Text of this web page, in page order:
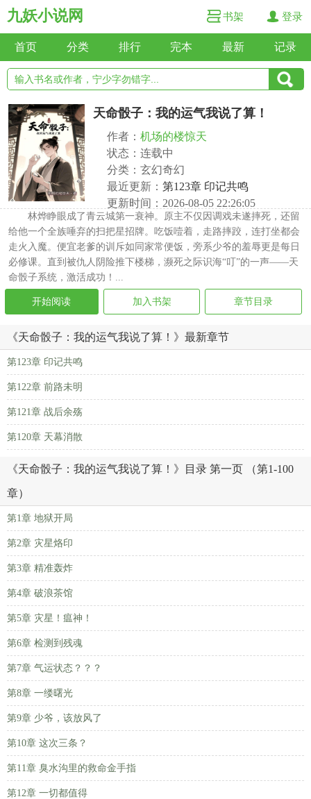
九妖小说网 书架 登录
首页 分类 排行 完本 最新 记录
天命骰子：我的运气我说了算！
作者： 机场的楼惊天
状态：连载中
分类：玄幻奇幻
最近更新： 第123章 印记共鸣
更新时间：2026-08-05 22:26:05
林烨睁眼成了青云城第一衰神。原主不仅因调戏未遂摔死，还留
给他一个全族唾弃的扫把星招牌。吃饭噎着，走路摔跤，连打坐都会
走火入魔。便宜老爹的训斥如同家常便饭，旁系少爷的羞辱更是每日
必修课。直到被仇人阴险推下楼梯，濒死之际识海“叮”的一声——天
命骰子系统，激活成功！...
开始阅读 加入书架 章节目录
《天命骰子：我的运气我说了算！》最新章节
第123章 印记共鸣
第122章 前路未明
第121章 战后余殇
第120章 天幕消散
《天命骰子：我的运气我说了算！》目录 第一页 （第1-100
章）
第1章 地狱开局
第2章 灾星烙印
第3章 精准轰炸
第4章 破浪茶馆
第5章 灾星！瘟神！
第6章 检测到残魂
第7章 气运状态？？？
第8章 一缕曙光
第9章 少爷，该放风了
第10章 这次三条？
第11章 臭水沟里的救命金手指
第12章 一切都值得